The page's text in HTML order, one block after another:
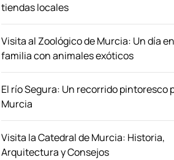
tiendas locales
Visita al Zoológico de Murcia: Un día en
familia con animales exóticos
El río Segura: Un recorrido pintoresco
Murcia
Visita la Catedral de Murcia: Historia,
Arquitectura y Consejos